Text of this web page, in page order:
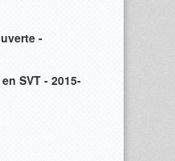
-
SVT - 2015-